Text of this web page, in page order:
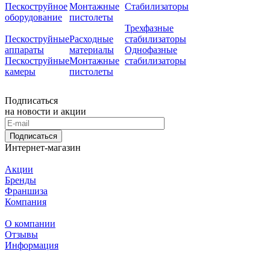
Пескоструйное
оборудование
Пескоструйные
аппараты
Пескоструйные
камеры
Монтажные
пистолеты
Расходные
материалы
Монтажные
пистолеты
Стабилизаторы
Трехфазные
стабилизаторы
Однофазные
стабилизаторы
Подписаться
на новости и акции
Подписаться
Интернет-магазин
Акции
Бренды
Франшиза
Компания
О компании
Отзывы
Информация